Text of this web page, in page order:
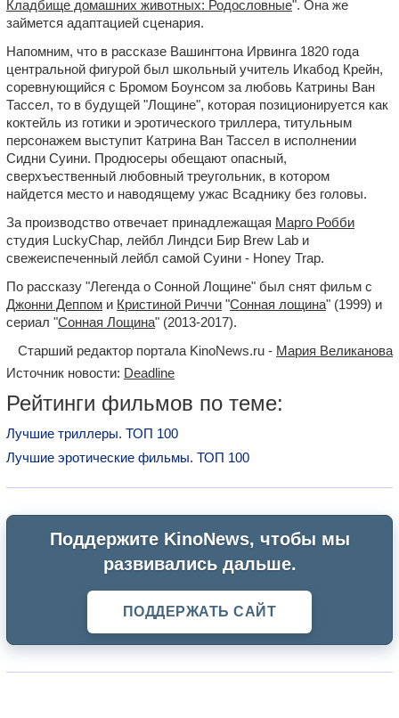
Кладбище домашних животных: Родословные". Она же
займется адаптацией сценария.
Напомним, что в рассказе Вашингтона Ирвинга 1820 года
центральной фигурой был школьный учитель Икабод Крейн,
соревнующийся с Бромом Боунсом за любовь Катрины Ван
Тассел, то в будущей "Лощине", которая позиционируется как
коктейль из готики и эротического триллера, титульным
персонажем выступит Катрина Ван Тассел в исполнении
Сидни Суини. Продюсеры обещают опасный,
сверхъественный любовный треугольник, в котором
найдется место и наводящему ужас Всаднику без головы.
За производство отвечает принадлежащая Марго Робби
студия LuckyChap, лейбл Линдси Бир Brew Lab и
свежеиспеченный лейбл самой Суини - Honey Trap.
По рассказу "Легенда о Сонной Лощине" был снят фильм с
Джонни Деппом и Кристиной Риччи "Сонная лощина" (1999) и
сериал "Сонная Лощина" (2013-2017).
Старший редактор портала KinoNews.ru - Мария Великанова
Источник новости: Deadline
Рейтинги фильмов по теме:
Лучшие триллеры. ТОП 100
Лучшие эротические фильмы. ТОП 100
Поддержите KinoNews, чтобы мы
развивались дальше.
ПОДДЕРЖАТЬ САЙТ